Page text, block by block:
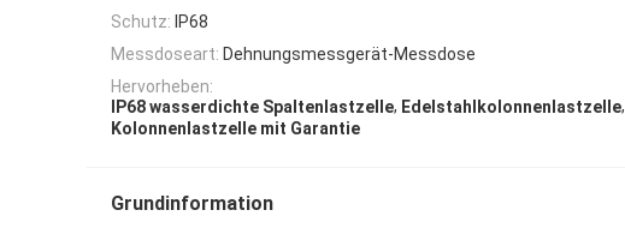
Schutz: IP68
Messdoseart: Dehnungsmessgerät-Messdose
Hervorheben:
IP68 wasserdichte Spaltenlastzelle, Edelstahlkolonnenlastzelle,
Kolonnenlastzelle mit Garantie
Grundinformation